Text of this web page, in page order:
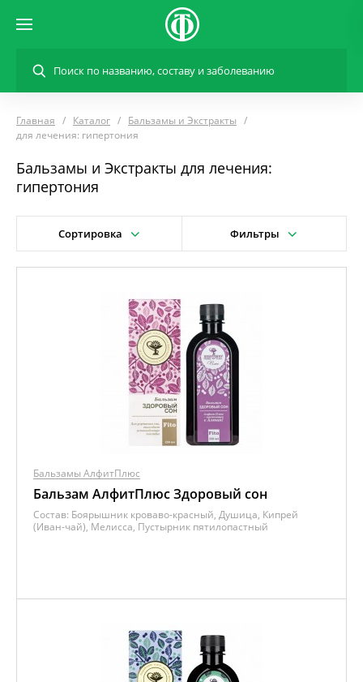
Главная Каталог
Бальзамы и Экстракты
для лечения: гипертония
Бальзамы и Экстракты для лечения:
гипертония
Сортировка Фильтры
Бальзамы АлфитПлюс
Бальзам АлфитПлюс Здоровый сон
Состав: Боярышник кроваво-красный, Душица, Кипрей
(Иван-чай), Мелисса, Пустырник пятилопастный